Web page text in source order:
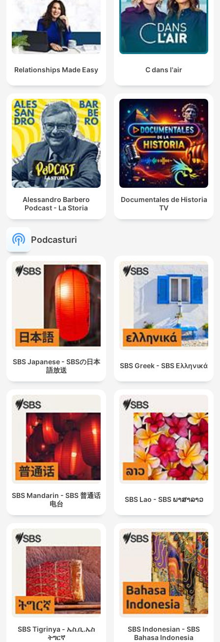
Relationships Made Easy C dans l'air
Alessandro Barbero
Podcast - La Storia
Documentales de Historia
TV
Podcasturi
SBS Japanese - SBSの日本
語放送
SBS Greek - SBS Ελληνικά
SBS Mandarin - SBS 普通话
电台
SBS Lao - SBS ພາ​ສາ​ລາວ
SBS Tigrinya - ኤስ.ቢ.ኤስ
ትግርኛ
SBS Indonesian - SBS
Bahasa Indonesia